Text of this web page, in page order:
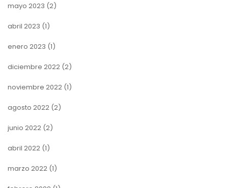
mayo 2023 (2)
abril 2023 (1)
enero 2023 (1)
diciembre 2022 (2)
noviembre 2022 (1)
agosto 2022 (2)
junio 2022 (2)
abril 2022 (1)
marzo 2022 (1)